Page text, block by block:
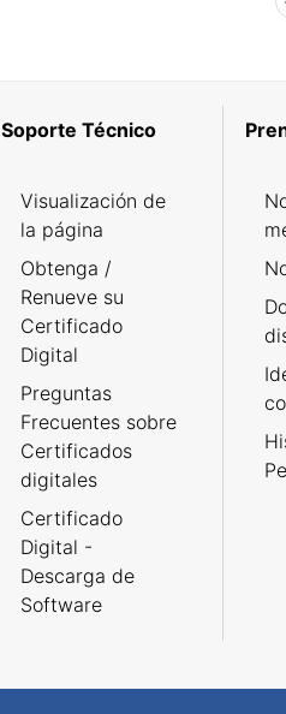
Soporte Técnico
Visualización de
la página
Obtenga /
Renueve su
Certificado
Digital
Preguntas
Frecuentes sobre
Certificados
digitales
Certificado
Digital -
Descarga de
Software